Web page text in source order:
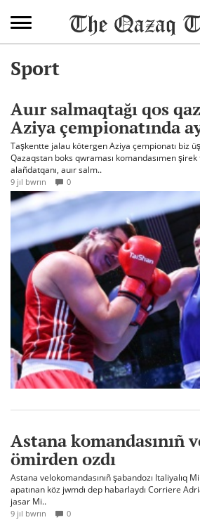
Sport
Auır salmaqtağı qos
Aziya çempionatında
Taşkentte jalau kötergen Aziya çempionatı biz
Qazaqstan boks qwraması komandasımen şirek
alañdatqanı, auır salm..
9 jıl bwrın 0
Astana komandasınıñ
ömirden ozdı
Astana velokomandasınıñ şabandozı Italiyalıq
apatınan köz jwmdı dep habarlaydı Corriere
jasar Mi..
9 jıl bwrın 0